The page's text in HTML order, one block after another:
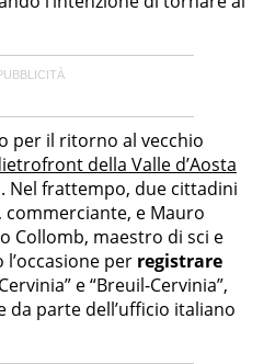
per il ritorno al vecchio
della Valle d’Aosta
Nel frattempo, due cittadini
commerciante, e Mauro
Collomb, maestro di sci e
per registrare
e “Breuil-Cervinia”,
da parte dell’ufficio italiano